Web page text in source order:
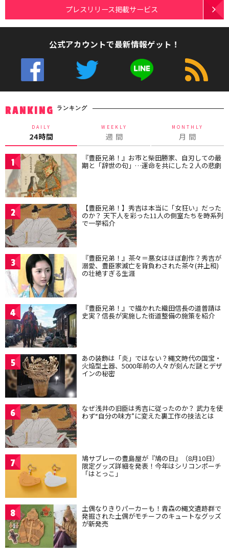
プレスリリース掲載サービス
公式アカウントで最新情報ゲット！
RANKING ランキング
DAILY
24時間
WEEKLY
週 間
MONTHLY
月 間
1 『豊臣兄弟！』お市と柴田勝家、自刃しての最
期と「辞世の句」…運命を共にした２人の悲劇
2 【豊臣兄弟！】秀吉は本当に「女狂い」だった
のか？ 天下人を彩った11人の側室たちを時系列
で一挙紹介
3 『豊臣兄弟！』茶々＝悪女はほぼ創作？秀吉が
溺愛、豊臣家滅亡を背負わされた茶々(井上和)
の壮絶すぎる生涯
4 『豊臣兄弟！』で描かれた織田信長の道普請は
史実？信長が実施した街道整備の施策を紹介
5 あの装飾は「炎」ではない？縄文時代の国宝・
火焔型土器、5000年前の人々が刻んだ謎とデザ
インの秘密
6 なぜ浅井の旧臣は秀吉に従ったのか？ 武力を使
わず“自分の味方”に変えた裏工作の技法とは
7 鳩サブレーの豊島屋が『鳩の日』（8月10日）
限定グッズ詳細を発表！今年はシリコンポーチ
「はとっこ」
8 土偶なりきりパーカーも！青森の縄文遺跡群で
発掘された土偶がモチーフのキュートなグッズ
が新発売